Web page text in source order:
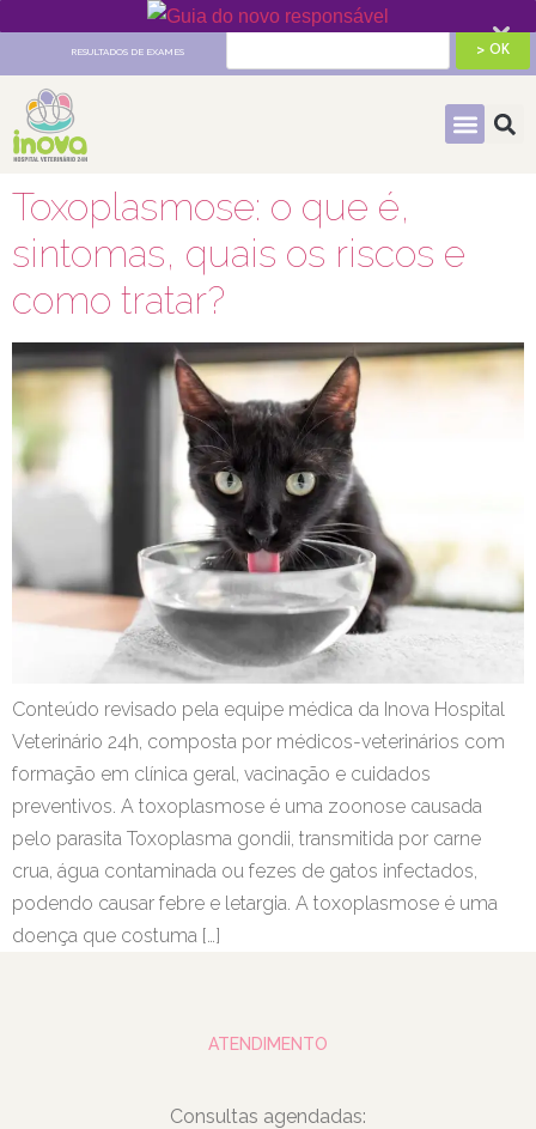
HOSPITAL VETERINÁRIO 24H
RESULTADOS DE EXAMES
Toxoplasmose: o que é,
sintomas, quais os riscos e
como tratar?
Conteúdo revisado pela equipe médica da Inova Hospital
Veterinário 24h, composta por médicos-veterinários com
formação em clínica geral, vacinação e cuidados
preventivos. A toxoplasmose é uma zoonose causada
pelo parasita Toxoplasma gondii, transmitida por carne
crua, água contaminada ou fezes de gatos infectados,
podendo causar febre e letargia. A toxoplasmose é uma
doença que costuma […]
ATENDIMENTO
Consultas agendadas: